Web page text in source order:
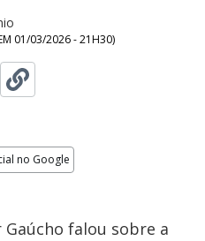
01/03/2026 - 21H30)
no Google
falou sobre a